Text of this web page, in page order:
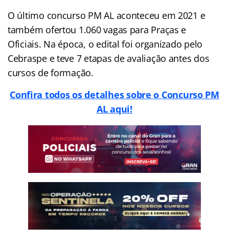
O último concurso PM AL aconteceu em 2021 e
também ofertou 1.060 vagas para Praças e
Oficiais. Na época, o edital foi organizado pelo
Cebraspe e teve 7 etapas de avaliação antes dos
cursos de formação.
Confira todos os detalhes sobre o Concurso PM
AL aqui!